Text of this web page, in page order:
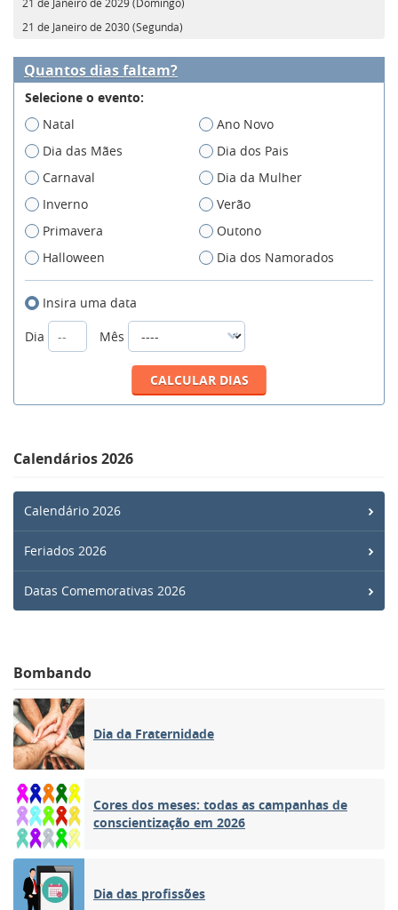
21 de Janeiro de 2030 (Segunda)
Quantos dias faltam?
Selecione o evento:
Natal
Ano Novo
Dia das Mães
Dia dos Pais
Carnaval
Dia da Mulher
Inverno
Verão
Primavera
Outono
Halloween
Dia dos Namorados
Insira uma data
Dia
Mês
Calendários 2026
Calendário 2026
Feriados 2026
Datas Comemorativas 2026
Bombando
Dia da Fraternidade
Cores dos meses: todas as campanhas de
conscientização em 2026
Dia das profissões